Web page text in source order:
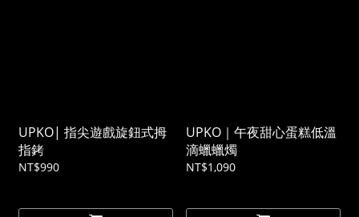
UPKO| 指尖遊戲旋鈕式拇
指銬
NT$990
UPKO｜午夜甜心蛋糕低溫
滴蠟蠟燭
NT$1,090